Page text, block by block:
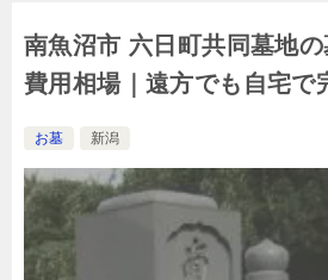
南魚沼市 六日町共同墓地
費用相場｜遠方でも自宅で
お墓 新潟